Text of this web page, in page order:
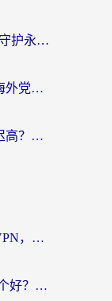
去国外可以玩国服仙境传说RO：守护永恒的爱吗？海外党亲测的解决方案
有没有打战双帕弥什的加速器？海外党国服畅玩终极指南（附象棋链接失败解决+iOS免费选择）
在国外玩穿越火线：枪战王者延迟高？这份海外玩家终极指南帮你解决卡顿烦恼
海外党必看：如何选对大陆翻墙VPN，实现国内资源无缝访问？
海外党必看：Quickback和归雁哪个好？附3组加速器对比+番茄加速器实测体验